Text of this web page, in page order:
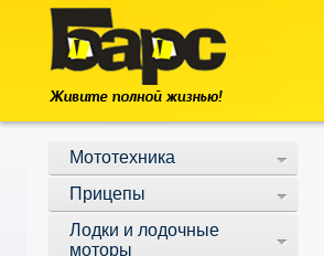
Мототехника
Прицепы
Лодки и лодочные
моторы